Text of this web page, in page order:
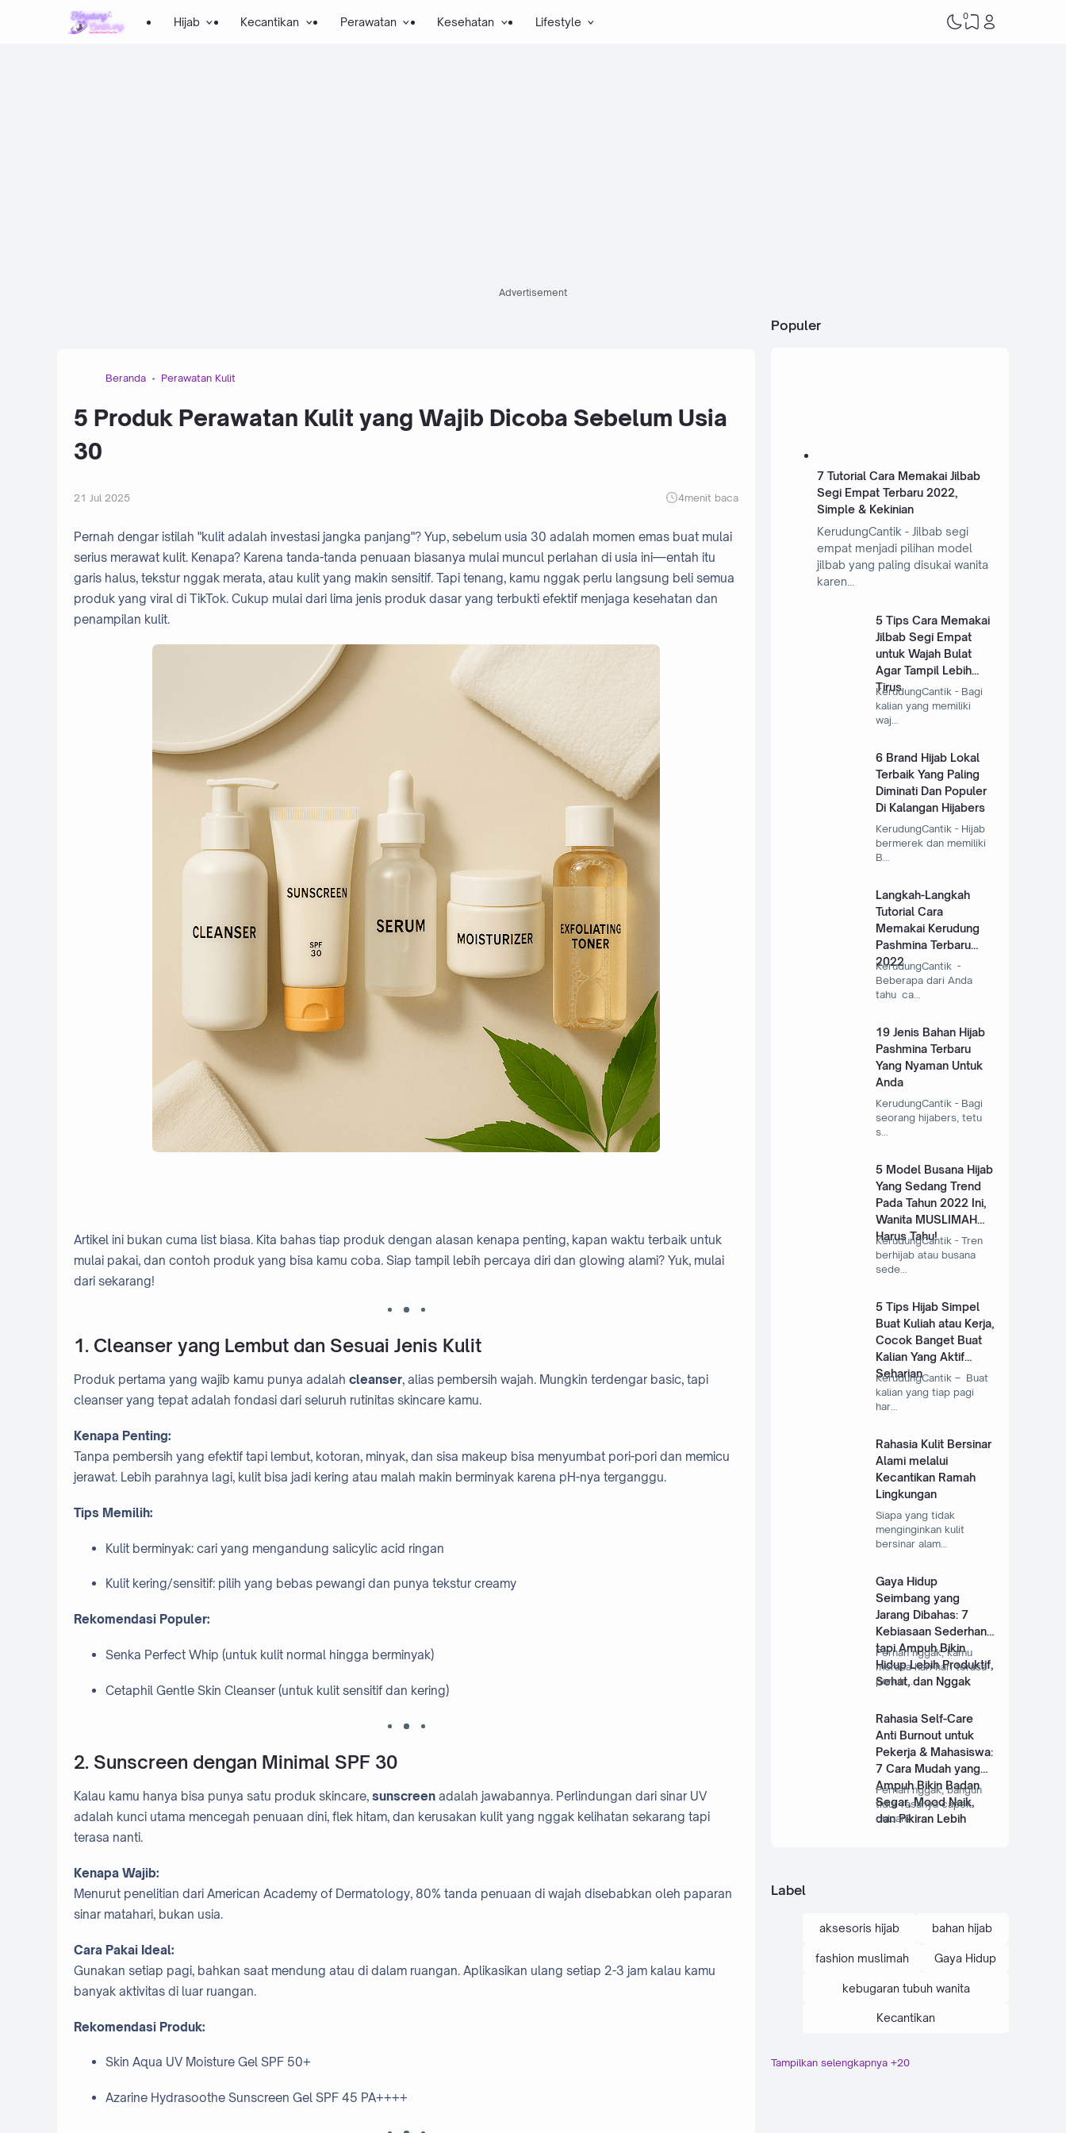
Hijab Kecantikan Perawatan Kesehatan Lifestyle 0
Advertisement
Beranda Perawatan Kulit
5 Produk Perawatan Kulit yang Wajib Dicoba Sebelum Usia
30
21 Jul 2025 4menit baca
Pernah dengar istilah "kulit adalah investasi jangka panjang"? Yup, sebelum usia 30 adalah momen emas buat mulai
serius merawat kulit. Kenapa? Karena tanda-tanda penuaan biasanya mulai muncul perlahan di usia ini—entah itu
garis halus, tekstur nggak merata, atau kulit yang makin sensitif. Tapi tenang, kamu nggak perlu langsung beli semua
produk yang viral di TikTok. Cukup mulai dari lima jenis produk dasar yang terbukti efektif menjaga kesehatan dan
penampilan kulit.
Artikel ini bukan cuma list biasa. Kita bahas tiap produk dengan alasan kenapa penting, kapan waktu terbaik untuk
mulai pakai, dan contoh produk yang bisa kamu coba. Siap tampil lebih percaya diri dan glowing alami? Yuk, mulai
dari sekarang!
1. Cleanser yang Lembut dan Sesuai Jenis Kulit
Produk pertama yang wajib kamu punya adalah cleanser, alias pembersih wajah. Mungkin terdengar basic, tapi
cleanser yang tepat adalah fondasi dari seluruh rutinitas skincare kamu.
Kenapa Penting:
Tanpa pembersih yang efektif tapi lembut, kotoran, minyak, dan sisa makeup bisa menyumbat pori-pori dan memicu
jerawat. Lebih parahnya lagi, kulit bisa jadi kering atau malah makin berminyak karena pH-nya terganggu.
Tips Memilih:
Kulit berminyak: cari yang mengandung salicylic acid ringan
Kulit kering/sensitif: pilih yang bebas pewangi dan punya tekstur creamy
Rekomendasi Populer:
Senka Perfect Whip (untuk kulit normal hingga berminyak)
Cetaphil Gentle Skin Cleanser (untuk kulit sensitif dan kering)
2. Sunscreen dengan Minimal SPF 30
Kalau kamu hanya bisa punya satu produk skincare, sunscreen adalah jawabannya. Perlindungan dari sinar UV
adalah kunci utama mencegah penuaan dini, flek hitam, dan kerusakan kulit yang nggak kelihatan sekarang tapi
terasa nanti.
Kenapa Wajib:
Menurut penelitian dari American Academy of Dermatology, 80% tanda penuaan di wajah disebabkan oleh paparan
sinar matahari, bukan usia.
Cara Pakai Ideal:
Gunakan setiap pagi, bahkan saat mendung atau di dalam ruangan. Aplikasikan ulang setiap 2-3 jam kalau kamu
banyak aktivitas di luar ruangan.
Rekomendasi Produk:
Skin Aqua UV Moisture Gel SPF 50+
Azarine Hydrasoothe Sunscreen Gel SPF 45 PA++++
Populer
7 Tutorial Cara Memakai Jilbab
Segi Empat Terbaru 2022,
Simple & Kekinian
KerudungCantik - Jilbab segi
empat menjadi pilihan model
jilbab yang paling disukai wanita
karen…
5 Tips Cara Memakai
Jilbab Segi Empat
untuk Wajah Bulat
Agar Tampil Lebih
Tirus
KerudungCantik - Bagi
kalian yang memiliki
waj…
6 Brand Hijab Lokal
Terbaik Yang Paling
Diminati Dan Populer
Di Kalangan Hijabers
KerudungCantik - Hijab
bermerek dan memiliki
B…
Langkah-Langkah
Tutorial Cara
Memakai Kerudung
Pashmina Terbaru
2022
KerudungCantik -
Beberapa dari Anda
tahu ca…
19 Jenis Bahan Hijab
Pashmina Terbaru
Yang Nyaman Untuk
Anda
KerudungCantik - Bagi
seorang hijabers, tetu
s…
5 Model Busana Hijab
Yang Sedang Trend
Pada Tahun 2022 Ini,
Wanita MUSLIMAH
Harus Tahu!
KerudungCantik - Tren
berhijab atau busana
sede…
5 Tips Hijab Simpel
Buat Kuliah atau Kerja,
Cocok Banget Buat
Kalian Yang Aktif
Seharian
KerudungCantik – Buat
kalian yang tiap pagi
har…
Rahasia Kulit Bersinar
Alami melalui
Kecantikan Ramah
Lingkungan
Siapa yang tidak
menginginkan kulit
bersinar alam…
Gaya Hidup
Seimbang yang
Jarang Dibahas: 7
Kebiasaan Sederhana
tapi Ampuh Bikin
Hidup Lebih Produktif,
Sehat, dan Nggak
Pernah nggak, kamu
merasa hari-hari terasa
penuh …
Rahasia Self-Care
Anti Burnout untuk
Pekerja & Mahasiswa:
7 Cara Mudah yang
Ampuh Bikin Badan
Segar, Mood Naik,
dan Pikiran Lebih
Pernah nggak, bangun
tidur rasanya capek
duluan? …
Label
aksesoris hijab bahan hijab
fashion muslimah Gaya Hidup
kebugaran tubuh wanita
Kecantikan
Kesehatan
Tampilkan selengkapnya +20